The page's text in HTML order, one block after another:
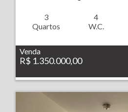
3
Quartos
4
W.C.
Venda
R$ 1.350.000,00